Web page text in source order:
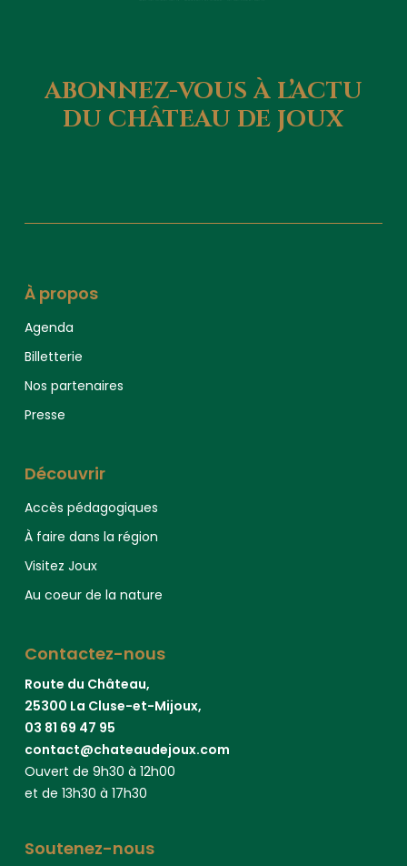
ABONNEZ-VOUS À L’ACTU
DU CHÂTEAU DE JOUX
À propos
Agenda
Billetterie
Nos partenaires
Presse
Découvrir
Accès pédagogiques
À faire dans la région
Visitez Joux
Au coeur de la nature
Contactez-nous
Route du Château,
25300 La Cluse-et-Mijoux,
03 81 69 47 95
contact@chateaudejoux.com
Ouvert de 9h30 à 12h00
et de 13h30 à 17h30
Soutenez-nous